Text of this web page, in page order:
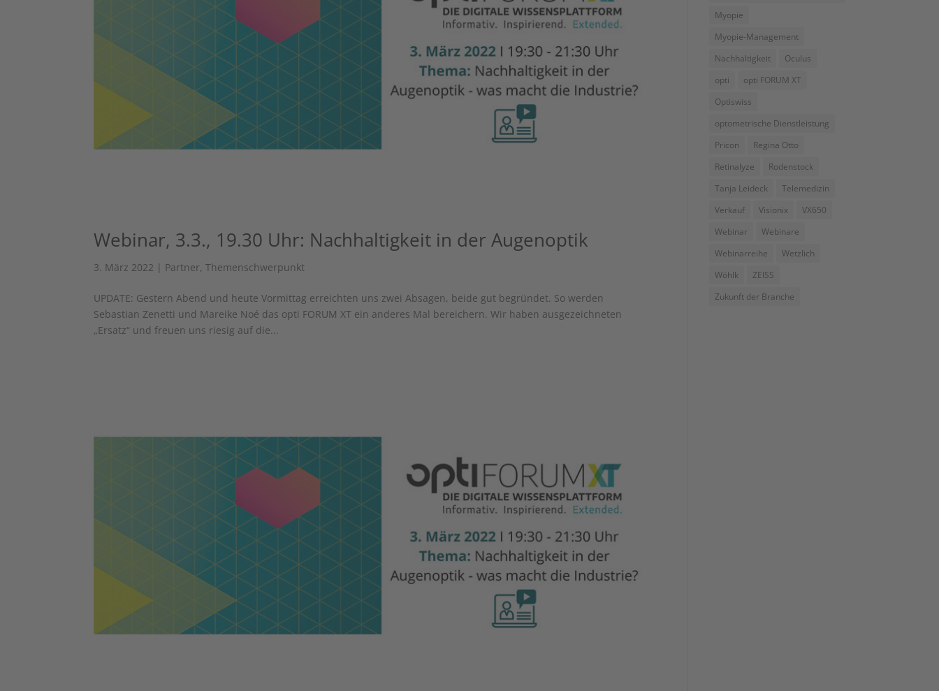
Webinar, 3.3., 19.30 Uhr: Nachhaltigkeit in der Augenoptik
3. März 2022 | Partner,Themenschwerpunkt
UPDATE: Gestern Abend und heute Vormittag erreichten uns zwei Absagen, beide gut begründet. So werden
Sebastian Zenetti und Mareike Noé das opti FORUM XT ein anderes Mal bereichern. Wir haben ausgezeichneten
„Ersatz“ und freuen uns riesig auf die...
Myopie
Myopie-Management
Nachhaltigkeit
Oculus
opti
opti FORUM XT
Optiswiss
optometrische Dienstleistung
Pricon
Regina Otto
Retinalyze
Rodenstock
Tanja Leideck
Telemedizin
Verkauf
Visionix
VX650
Webinar
Webinare
Webinarreihe
Wetzlich
Wöhlk
ZEISS
Zukunft der Branche